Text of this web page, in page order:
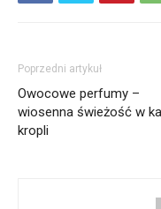
Poprzedni artykuł
Owocowe perfumy –
wiosenna świeżość w
kropli